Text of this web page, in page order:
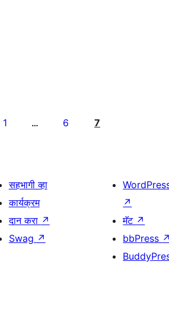
1 … 6 7
सहभागी व्हा
कार्यक्रम
दान करा ↗
Swag ↗
↗
मॅट ↗
bbPress ↗